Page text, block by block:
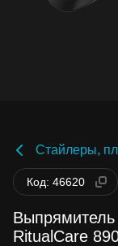
Стайлеры,
Код: 46620
RitualCare